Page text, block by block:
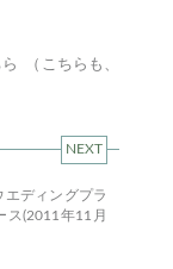
（こちらも、
NEXT
エディングプラ
ス(2011年11月